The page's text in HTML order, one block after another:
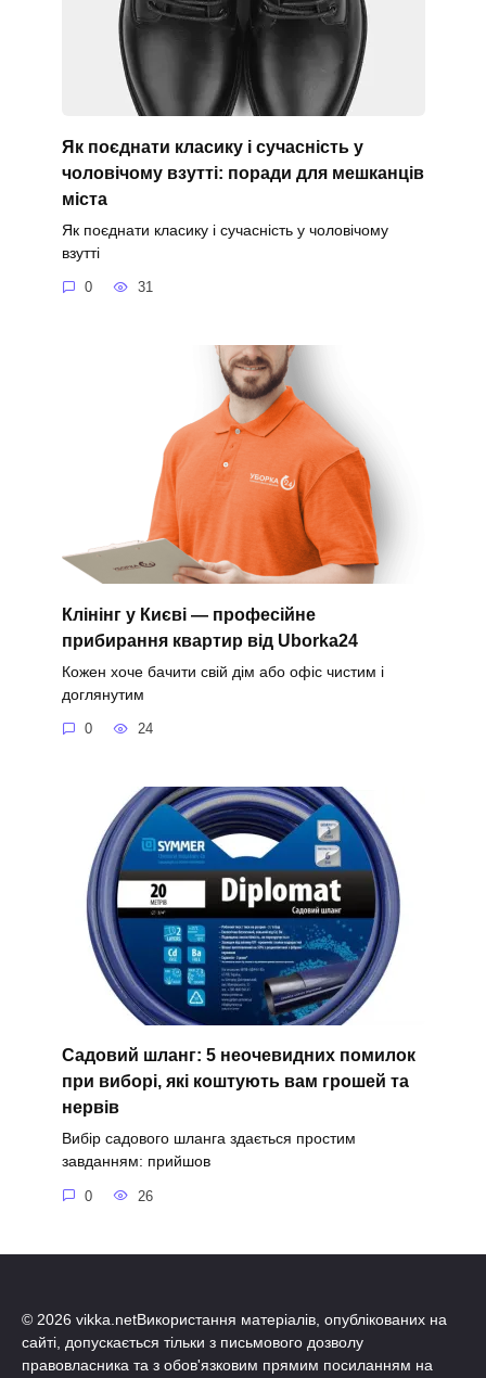
Як поєднати класику і сучасність у
чоловічому взутті: поради для мешканців
міста
Як поєднати класику і сучасність у чоловічому
взутті
0 31
Клінінг у Києві — професійне
прибирання квартир від Uborka24
Кожен хоче бачити свій дім або офіс чистим і
доглянутим
0 24
Садовий шланг: 5 неочевидних помилок
при виборі, які коштують вам грошей та
нервів
Вибір садового шланга здається простим
завданням: прийшов
0 26
© 2026 vikka.netВикористання матеріалів, опублікованих на
сайті, допускається тільки з письмового дозволу
правовласника та з обов'язковим прямим посиланням на